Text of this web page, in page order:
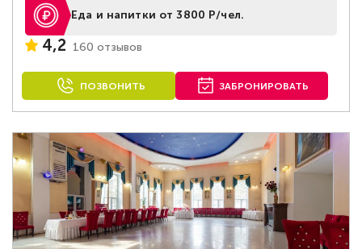
Еда и напитки от 3800 Р/чел.
4,2 160 отзывов
ПОЗВОНИТЬ ЗАБРОНИРОВАТЬ